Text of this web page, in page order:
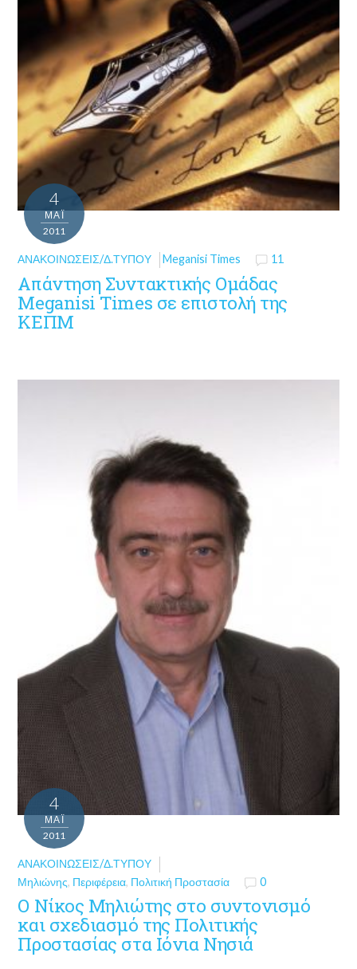
4
ΜΑΪ́
2011
ΑΝΑΚΟΙΝΏΣΕΙΣ/Δ.ΤΎΠΟΥ Meganisi Times 11
Απάντηση Συντακτικής Ομάδας
Meganisi Times σε επιστολή της
ΚΕΠΜ
4
ΜΑΪ́
2011
ΑΝΑΚΟΙΝΏΣΕΙΣ/Δ.ΤΎΠΟΥ
Μηλιώνης, Περιφέρεια, Πολιτική Προστασία 0
Ο Νίκος Μηλιώτης στο συντονισμό
και σχεδιασμό της Πολιτικής
Προστασίας στα Ιόνια Νησιά‏